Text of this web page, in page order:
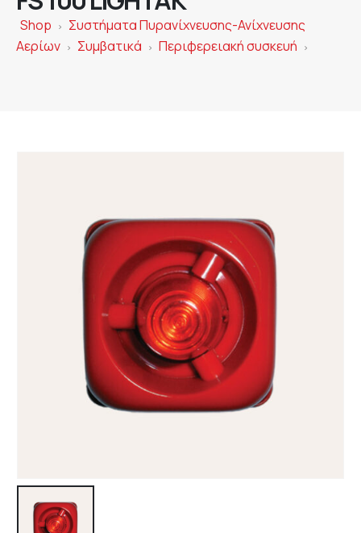
Shop >
Συστήματα Πυρανίχνευσης-Ανίχνευσης
Αερίων > Συμβατικά > Περιφερειακή συσκευή >